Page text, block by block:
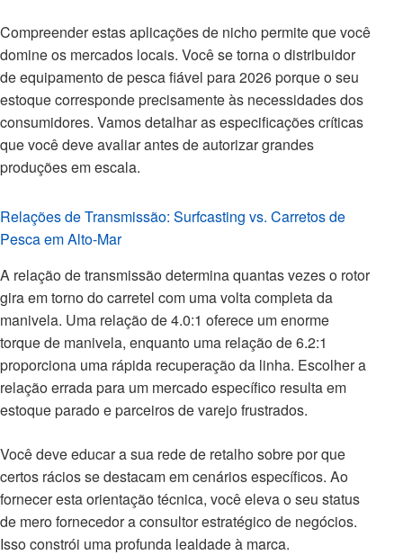
Compreender estas aplicações de nicho permite que você
domine os mercados locais. Você se torna o distribuidor
de equipamento de pesca fiável para 2026 porque o seu
estoque corresponde precisamente às necessidades dos
consumidores. Vamos detalhar as especificações críticas
que você deve avaliar antes de autorizar grandes
produções em escala.
Relações de Transmissão: Surfcasting vs. Carretos de
Pesca em Alto-Mar
A relação de transmissão determina quantas vezes o rotor
gira em torno do carretel com uma volta completa da
manivela. Uma relação de 4.0:1 oferece um enorme
torque de manivela, enquanto uma relação de 6.2:1
proporciona uma rápida recuperação da linha. Escolher a
relação errada para um mercado específico resulta em
estoque parado e parceiros de varejo frustrados.
Você deve educar a sua rede de retalho sobre por que
certos rácios se destacam em cenários específicos. Ao
fornecer esta orientação técnica, você eleva o seu status
de mero fornecedor a consultor estratégico de negócios.
Isso constrói uma profunda lealdade à marca.